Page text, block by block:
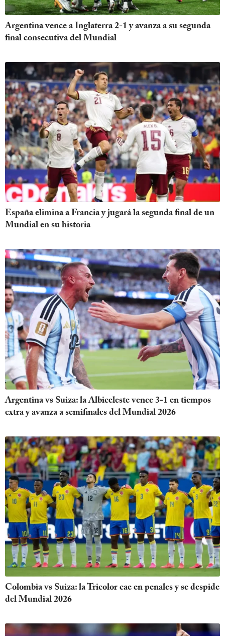
Argentina vence a Inglaterra 2-1 y avanza a su segunda
final consecutiva del Mundial
España elimina a Francia y jugará la segunda final de un
Mundial en su historia
Argentina vs Suiza: la Albiceleste vence 3-1 en tiempos
extra y avanza a semifinales del Mundial 2026
Colombia vs Suiza: la Tricolor cae en penales y se despide
del Mundial 2026